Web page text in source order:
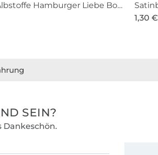
Funktionsjersey Albstoffe Hamburger Liebe Botanical Herbs, schwarz
1,30
SEIN?
Dankeschön.